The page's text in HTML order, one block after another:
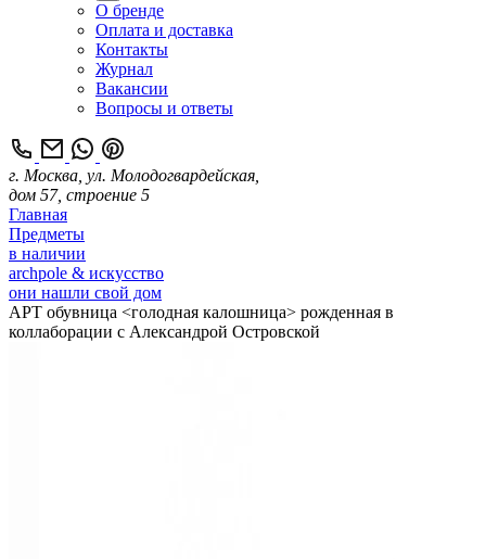
О бренде
Оплата и доставка
Контакты
Журнал
Вакансии
Вопросы и ответы
г. Москва, ул. Молодогвардейская,
дом 57, строение 5
Главная
Предметы
в наличии
archpole & искусство
они нашли свой дом
АРТ обувница <голодная калошница> рожденная в
коллаборации с Александрой Островской